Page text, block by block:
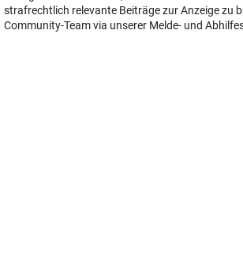
strafrechtlich relevante Beiträge zur Anzeige zu
Community-Team via unserer Melde- und